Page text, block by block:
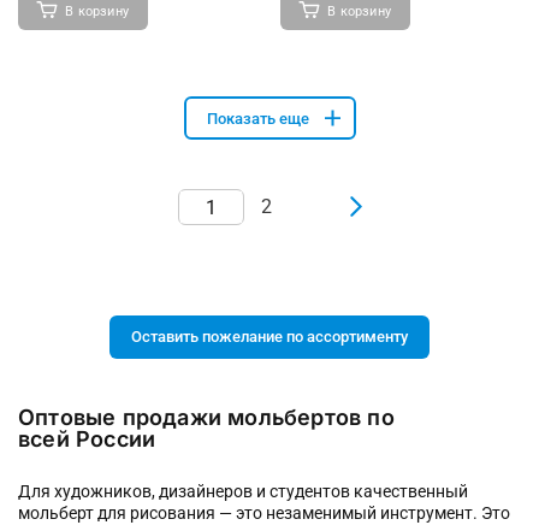
В корзину В корзину
Показать еще
2
Оставить пожелание по ассортименту
Оптовые продажи мольбертов по
всей России
Для художников, дизайнеров и студентов качественный
мольберт для рисования — это незаменимый инструмент. Это